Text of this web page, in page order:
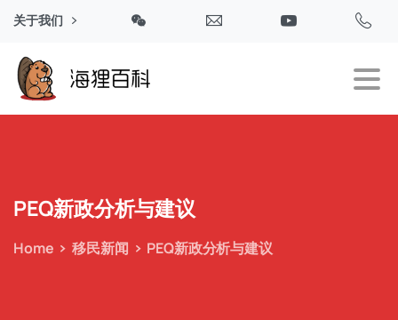
关于我们
PEQ新政分析与建议
Home 移民新闻 PEQ新政分析与建议